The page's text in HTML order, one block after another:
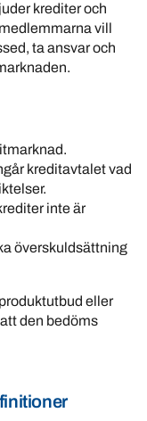
krediter och
vill
ta ansvar och
kreditavtalet vad
inte är
överskuldsättning
eller
den bedöms